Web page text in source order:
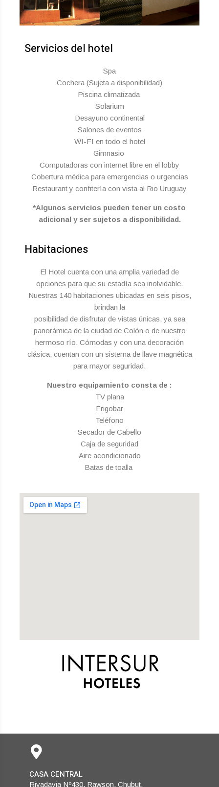
Servicios del hotel
Spa
Cochera (Sujeta a disponibilidad)
Piscina climatizada
Solarium
Desayuno continental
Salones de eventos
WI-FI en todo el hotel
Gimnasio
Computadoras con internet libre en el lobby
Cobertura médica para emergencias o urgencias
Restaurant y confitería con vista al Rio Uruguay
*Algunos servicios pueden tener un costo
adicional y ser sujetos a disponibilidad.
Habitaciones
El Hotel cuenta con una amplia variedad de
opciones para que su estadía sea inolvidable.
Nuestras 140 habitaciones ubicadas en seis pisos,
brindan la
posibilidad de disfrutar de vistas únicas, ya sea
panorámica de la ciudad de Colón o de nuestro
hermoso río. Cómodas y con una decoración
clásica, cuentan con un sistema de llave magnética
para mayor seguridad.
Nuestro equipamiento consta de :
TV plana
Frigobar
Teléfono
Secador de Cabello
Caja de seguridad
Aire acondicionado
Batas de toalla
CASA CENTRAL
Rivadavia Nº430, Rawson. Chubut.